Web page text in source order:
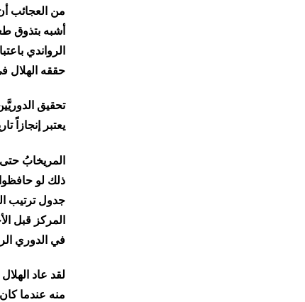
​من العجائب
أشبه بتذوق
الرواندي
حققه الهلال
تحقيق
يعتبر إنجازاً
​المريخابُ حتى
جدول ترتيب
في الدوري
​لقد عاد
منه عندما